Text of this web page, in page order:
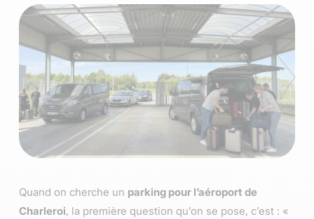
Quand on cherche un parking pour l’aéroport de
Charleroi, la première question qu’on se pose, c’est : «